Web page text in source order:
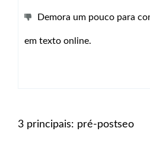
Demora um pouco para
em texto online.
3 principais: pré-postseo